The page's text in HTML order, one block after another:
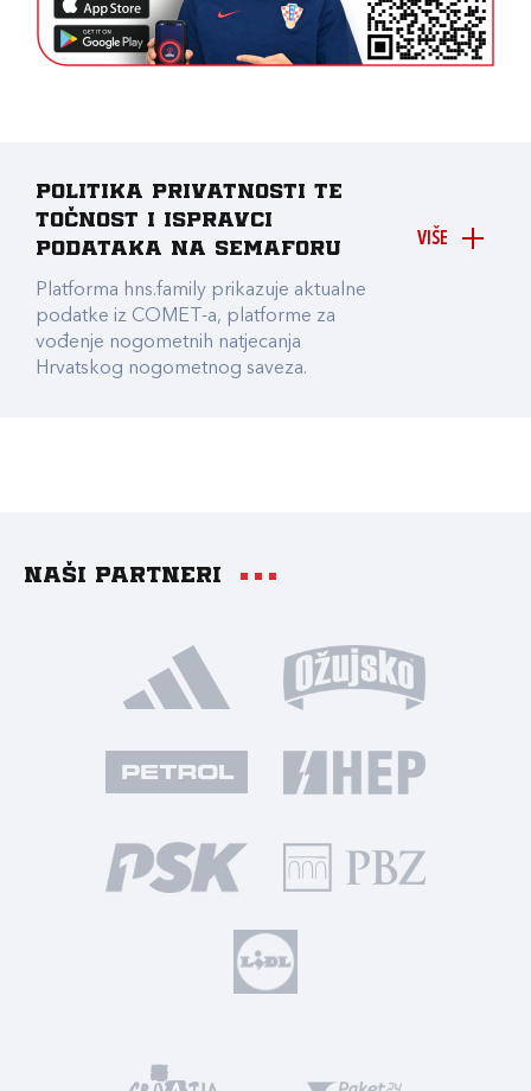
VIŠE
Politika privatnosti te
točnost i ispravci
podataka na Semaforu
Platforma hns.family prikazuje aktualne
podatke iz COMET-a, platforme za
vođenje nogometnih natjecanja
Hrvatskog nogometnog saveza.
Naši partneri